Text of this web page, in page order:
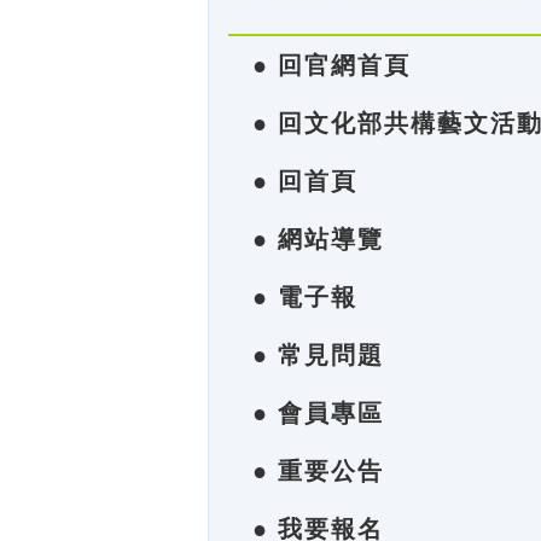
● 回官網首頁
● 回文化部共構藝文活
● 回首頁
● 網站導覽
● 電子報
● 常見問題
● 會員專區
● 重要公告
● 我要報名